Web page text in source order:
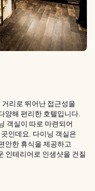
거리로 뛰어난 접근성을
양해 편리한 호텔입니다.
객실이 따로 마련되어
인데요. 다이닝 객실은
안한 휴식을 제공하고
인테리어로 인생샷을 건질